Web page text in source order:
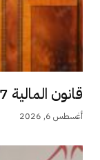
قانون المالية 2027: أخنوش يبقي على دعم...
أغسطس 6, 2026